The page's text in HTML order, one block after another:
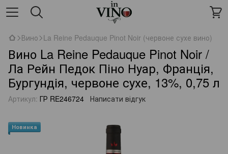
Вино La Reine Pedauque Pinot Noir (червоне сухе вино)
Вино La Reine Pedauque Pinot Noir /
Ла Рейн Педок Піно Нуар, Франція,
Бургундія, червоне сухе, 13%, 0,75 л
Артикул: ГР RE246724 Написати відгук
Новинка